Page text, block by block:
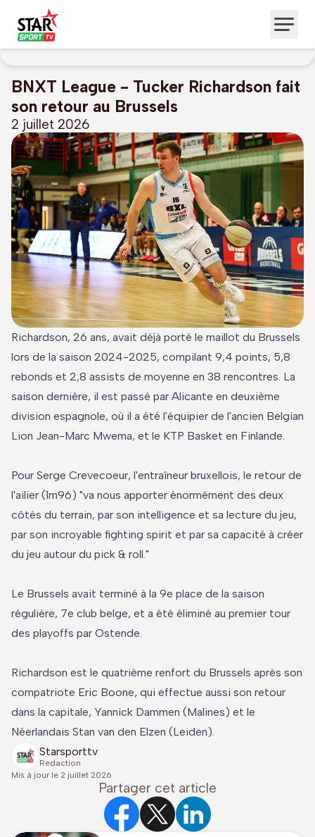
BNXT League - Tucker Richardson fait
son retour au Brussels
2 juillet 2026
Richardson, 26 ans, avait déjà porté le maillot du Brussels
lors de la saison 2024-2025, compilant 9,4 points, 5,8
rebonds et 2,8 assists de moyenne en 38 rencontres. La
saison dernière, il est passé par Alicante en deuxième
division espagnole, où il a été l'équipier de l'ancien Belgian
Lion Jean-Marc Mwema, et le KTP Basket en Finlande.
Pour Serge Crevecoeur, l'entraîneur bruxellois, le retour de
l'ailier (1m96) "va nous apporter énormément des deux
côtés du terrain, par son intelligence et sa lecture du jeu,
par son incroyable fighting spirit et par sa capacité à créer
du jeu autour du pick & roll."
Le Brussels avait terminé à la 9e place de la saison
régulière, 7e club belge, et a été éliminé au premier tour
des playoffs par Ostende.
Richardson est le quatrième renfort du Brussels après son
compatriote Eric Boone, qui effectue aussi son retour
dans la capitale, Yannick Dammen (Malines) et le
Néerlandais Stan van den Elzen (Leiden).
Starsporttv
Redaction
Mis à jour le 2 juillet 2026
Partager cet article